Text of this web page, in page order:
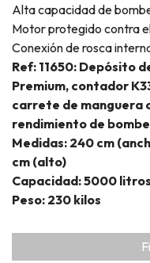
Alta capacidad de
Motor protegido contra
Conexión de rosca
Ref: 11650: Depósito
Premium, contador
carrete de manguera
rendimiento de
Medidas: 240 cm
cm (alto)
Capacidad: 5000 litros
Peso: 230 kilos